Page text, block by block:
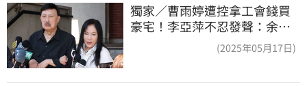
獨家／曹雨婷遭控拿工會錢買
豪宅！李亞萍不忍發聲：余天
(2025年05月17日)